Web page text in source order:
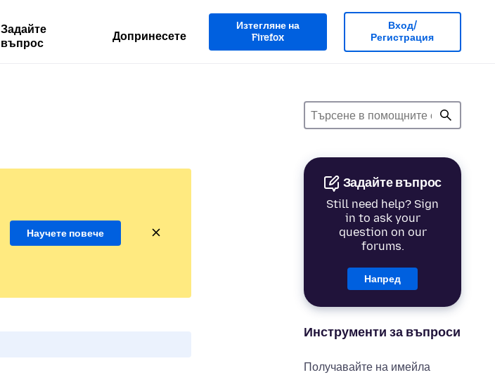
Задайте
въпрос
Допринесете
Изтегляне на
Firefox
Вход/
Регистрация
Задайте въпрос
Still need help? Sign
in to ask your
question on our
forums.
Напред
Инструменти за въпроси
Получавайте на имейла
Научете повече